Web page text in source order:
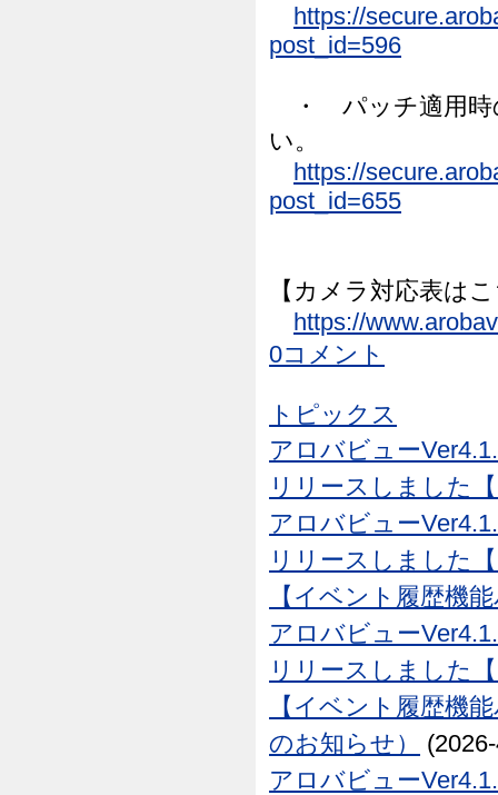
https://
post_id=596
・ パッチ適用時
い。
https://
post_id=655
【カメラ対応表は
https://
0コメント
トピックス
アロバビュー
リリースしました
アロバビュー
リリースしました
【イベント履歴機
アロバビュー
リリースしました
【イベント履歴機
のお知らせ）
アロバビュー